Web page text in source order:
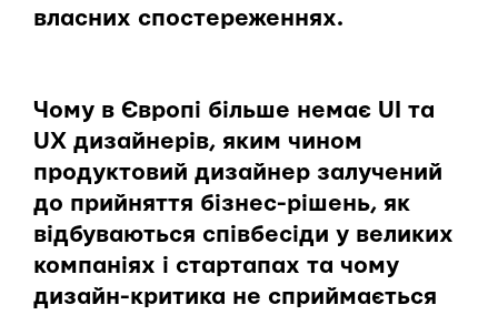
власних спостереженнях.
Чому в Європі більше немає UI та
UX дизайнерів, яким чином
продуктовий дизайнер залучений
до прийняття бізнес-рішень, як
відбуваються співбесіди у великих
компаніях і стартапах та чому
дизайн-критика не сприймається